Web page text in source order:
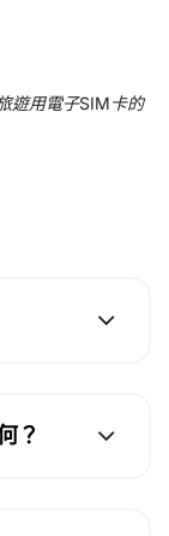
遊用電子SIM卡的
？